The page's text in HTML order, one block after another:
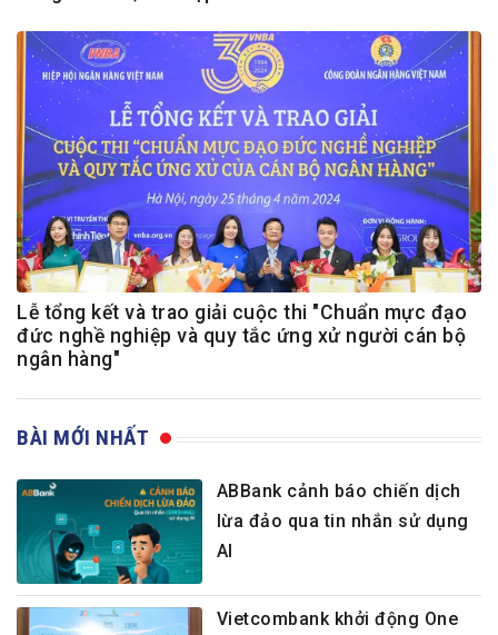
Lễ tổng kết và trao giải cuộc thi "Chuẩn mực đạo
đức nghề nghiệp và quy tắc ứng xử người cán bộ
ngân hàng"
BÀI MỚI NHẤT
ABBank cảnh báo chiến dịch
lừa đảo qua tin nhắn sử dụng
AI
Vietcombank khởi động One